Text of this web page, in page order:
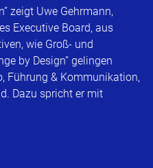
zeigt Uwe Gehrmann,
Executive Board, aus
wie Groß- und
by Design” gelingen
Führung & Kommunikation,
Dazu spricht er mit